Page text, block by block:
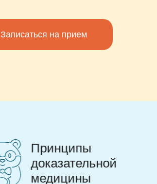
Записаться на прием
Добрые врачи